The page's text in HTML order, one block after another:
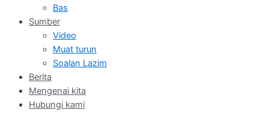
Bas
Sumber
Video
Muat turun
Soalan Lazim
Berita
Mengenai kita
Hubungi kami